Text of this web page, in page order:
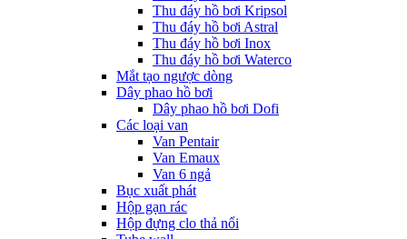
Thu đáy hồ bơi Kripsol
Thu đáy hồ bơi Astral
Thu đáy hồ bơi Inox
Thu đáy hồ bơi Waterco
Mắt tạo ngược dòng
Dây phao hồ bơi
Dây phao hồ bơi Dofi
Các loại van
Van Pentair
Van Emaux
Van 6 ngả
Bục xuất phát
Hộp gạn rác
Hộp đựng clo thả nổi